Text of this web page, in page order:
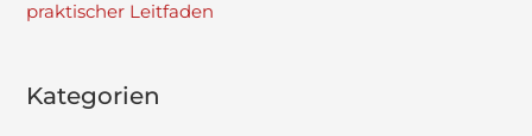
praktischer Leitfaden
Kategorien